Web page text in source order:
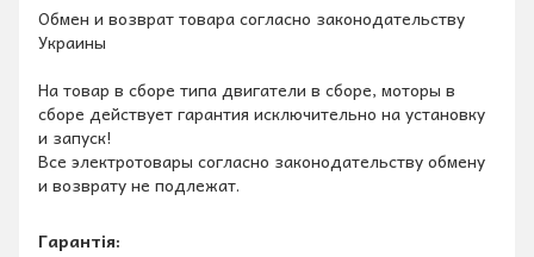
Обмен и возврат товара согласно законодательству
Украины
На товар в сборе типа двигатели в сборе, моторы в
сборе действует гарантия исключительно на установку
и запуск!
Все электротовары согласно законодательству обмену
и возврату не подлежат.
Гарантія: